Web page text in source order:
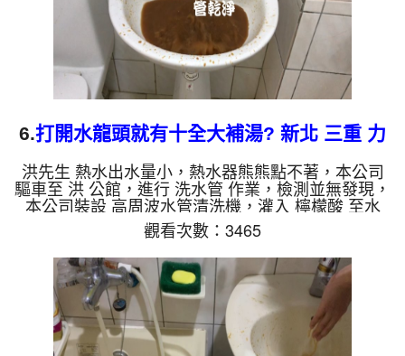
6.打開水龍頭就有十全大補湯? 新北 三重 力
行路 水管清洗
洪先生 熱水出水量小，熱水器熊熊點不著，本公司
驅車至 洪 公館，進行 洗水管 作業，檢測並無發現，
本公司裝設 高周波水管清洗機，灌入 檸檬酸 至水
管，等了約15分，開啟 水管清洗機 ，啟動 螺旋波 模
式，一洗水管就流出濃郁的湯汁，看起來跟十全大補
湯一樣，兩個多小時後，熱水出水量恢復，熱水器可
以正常使用了。 如是自來水，如水管老化，會產生
鐵鏽跟泥沙堆積，洗出來的水就會是咖啡色，地下水
含有氧化錳，管壁上會結成黑色管垢，洗出來的水會
跟石油一樣黑，有些洗出綠色的水，是因為裡面有銅
的物質，生鏽產生銅...
觀看次數：3465